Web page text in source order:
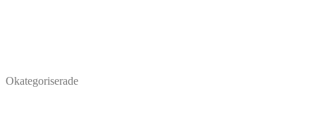
Okategoriserade